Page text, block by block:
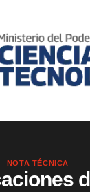
NOTA TÉCNICA